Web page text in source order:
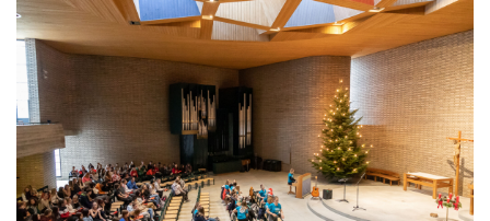
BERATUNG
TARIFE
Wohnen
LEISTUNGEN